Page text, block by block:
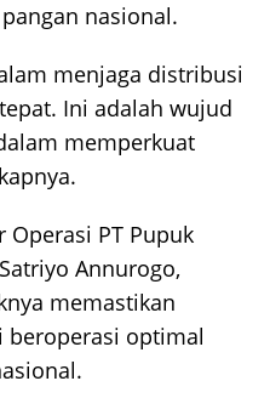
nasional.
menjaga distribusi
Ini adalah wujud
memperkuat
PT Pupuk
Annurogo,
memastikan
beroperasi optimal